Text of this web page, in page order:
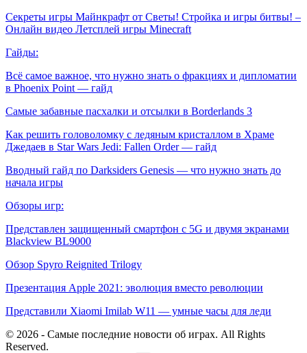
Секреты игры Майнкрафт от Светы! Стройка и игры битвы! –
Онлайн видео Летсплей игры Minecraft
Гайды:
Всё самое важное, что нужно знать о фракциях и дипломатии
в Phoenix Point — гайд
Самые забавные пасхалки и отсылки в Borderlands 3
Как решить головоломку с ледяным кристаллом в Храме
Джедаев в Star Wars Jedi: Fallen Order — гайд
Вводный гайд по Darksiders Genesis — что нужно знать до
начала игры
Обзоры игр:
Представлен защищенный смартфон с 5G и двумя экранами
Blackview BL9000
Обзор Spyro Reignited Trilogy
Презентация Apple 2021: эволюция вместо революции
Представили Xiaomi Imilab W11 — умные часы для леди
© 2026 - Самые последние новости об играх. All Rights
Reserved.